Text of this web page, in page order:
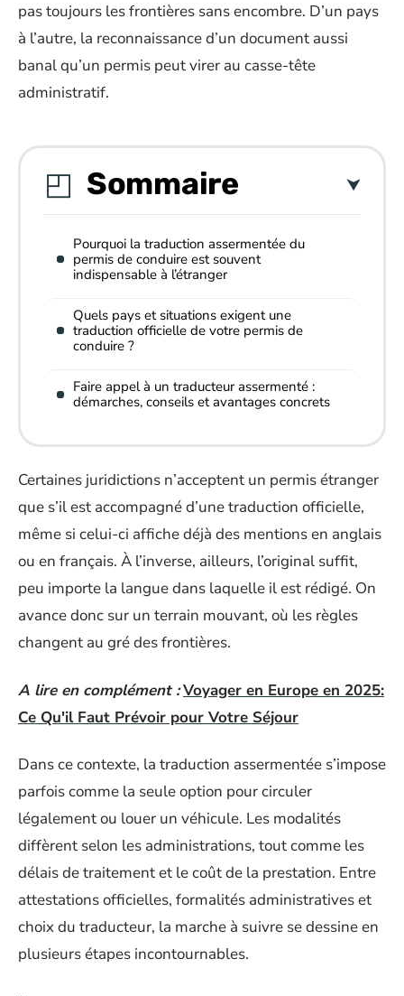
pas toujours les frontières sans encombre. D’un pays
à l’autre, la reconnaissance d’un document aussi
banal qu’un permis peut virer au casse-tête
administratif.
Sommaire
Pourquoi la traduction assermentée du
permis de conduire est souvent
indispensable à l’étranger
Quels pays et situations exigent une
traduction officielle de votre permis de
conduire ?
Faire appel à un traducteur assermenté :
démarches, conseils et avantages concrets
Certaines juridictions n’acceptent un permis étranger
que s’il est accompagné d’une traduction officielle,
même si celui-ci affiche déjà des mentions en anglais
ou en français. À l’inverse, ailleurs, l’original suffit,
peu importe la langue dans laquelle il est rédigé. On
avance donc sur un terrain mouvant, où les règles
changent au gré des frontières.
A lire en complément :Voyager en Europe en 2025:
Ce Qu'il Faut Prévoir pour Votre Séjour
Dans ce contexte, la traduction assermentée s’impose
parfois comme la seule option pour circuler
légalement ou louer un véhicule. Les modalités
diffèrent selon les administrations, tout comme les
délais de traitement et le coût de la prestation. Entre
attestations officielles, formalités administratives et
choix du traducteur, la marche à suivre se dessine en
plusieurs étapes incontournables.